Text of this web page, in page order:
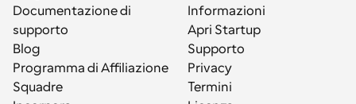
Documentazione di
supporto
Blog
Programma di Affiliazione
Squadre
Informazioni
Apri Startup
Supporto
Privacy
Termini